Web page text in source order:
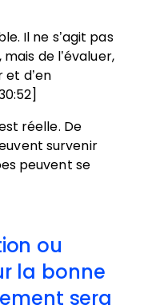
Il ne s’agit pas
de l’évaluer,
et d’en
réelle. De
survenir
peuvent se
ou
la bonne
sera